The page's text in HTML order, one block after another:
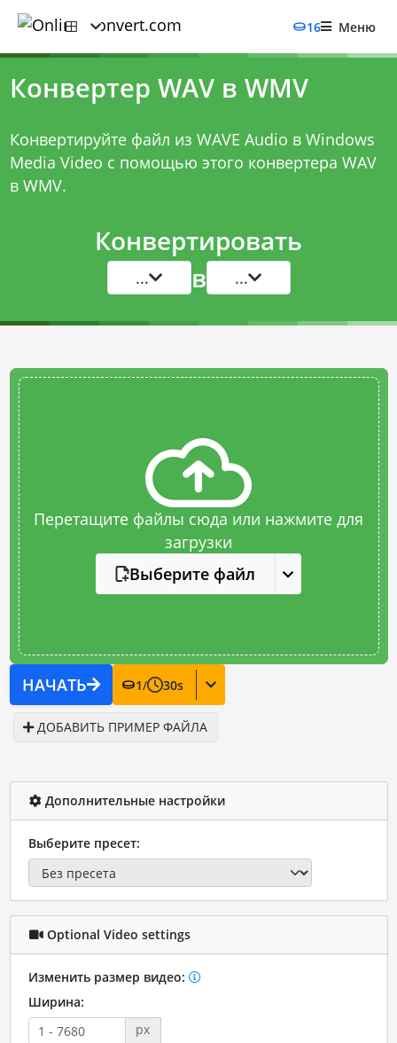
16 Меню
Конвертер WAV в WMV
Конвертируйте файл из WAVE Audio в Windows
Media Video с помощью этого конвертера WAV
в WMV.
Конвертировать
... в ...
Перетащите файлы сюда или нажмите для
загрузки
Выберите файл
НАЧАТЬ 1/ 30s
ДОБАВИТЬ ПРИМЕР ФАЙЛА
Дополнительные настройки
Выберите пресет:
Optional Video settings
Изменить размер видео:
Ширина:
px